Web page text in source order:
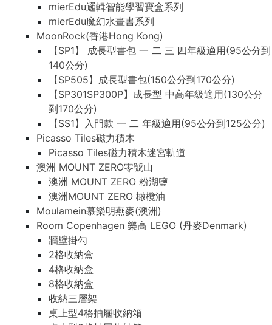
mierEdu邏輯智能學習寶盒系列
mierEdu魔幻水畫書系列
MoonRock(香港Hong Kong)
【SP1】 成長型書包 一 二 三 四年級適用(95公分到
140公分)
【SP505】成長型書包(150公分到170公分)
【SP301SP300P】成長型 中高年級適用(130公分
到170公分)
【SS1】入門款 一 二 年級適用(95公分到125公分)
Picasso Tiles磁力積木
Picasso Tiles磁力積木迷宮軌道
澳洲 MOUNT ZERO零號山
澳洲 MOUNT ZERO 粉湖鹽
澳洲MOUNT ZERO 橄欖油
Moulamein慕樂明燕麥(澳洲)
Room Copenhagen 樂高 LEGO (丹麥Denmark)
牆壁掛勾
2格收納盒
4格收納盒
8格收納盒
收納三層架
桌上型4格抽屜收納箱